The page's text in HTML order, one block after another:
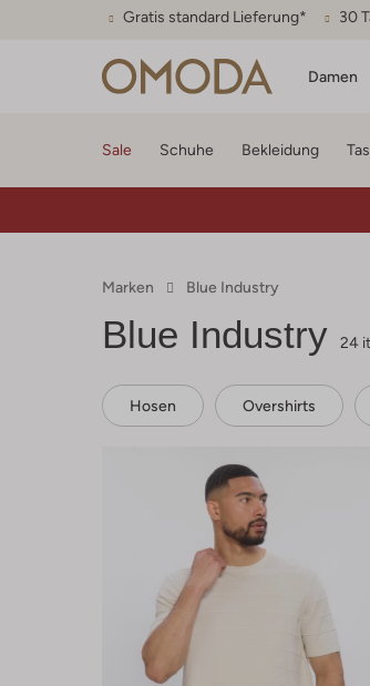
Gratis standard Lieferung* 30
Damen
Sale Schuhe Bekleidung
Marken Blue Industry
Blue Industry 24
Hosen Overshirts